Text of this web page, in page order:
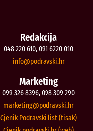
Redakcija
048 220 610, 091 6220 010
rh.iksvardop
@ofni
Marketing
099 326 8396, 098 309 290
rh.iksvardop
@gnitekram
Cjenik Podravski list (tisak)